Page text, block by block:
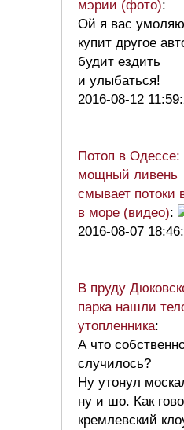
мэрии (фото):
Ой я вас
купит другое
будит ездить
и улыбаться!
2016-08-12
Потоп в Одессе:
мощный ливень
смывает потоки
в море (видео):
2016-08-07
В пруду
парка нашли
утопленника:
А что
случилось?
Ну утонул
ну и шо. Как
кремлевский